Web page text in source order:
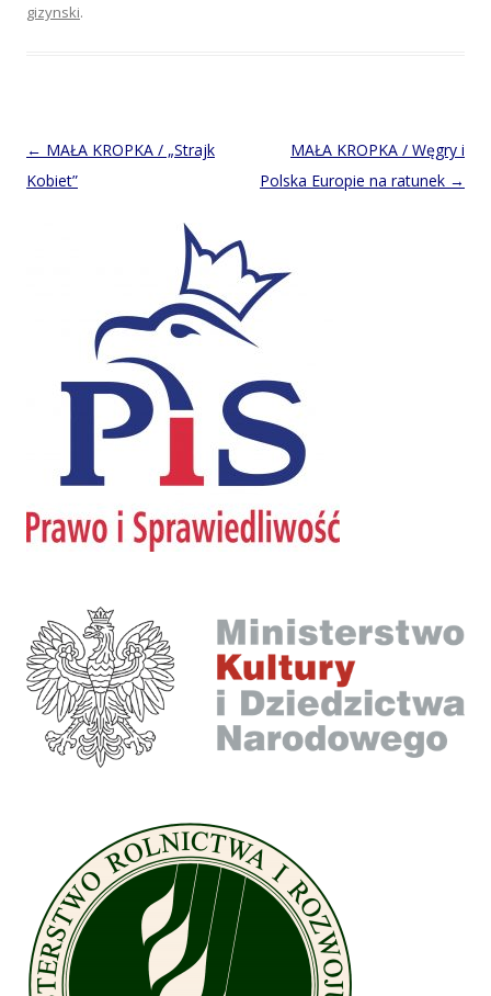
gizynski.
Post
navigation
← MAŁA KROPKA / „Strajk
Kobiet”
MAŁA KROPKA / Węgry i
Polska Europie na ratunek →